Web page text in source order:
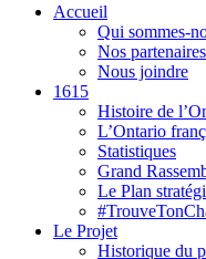
Accueil
Qui sommes-
Nos partenaires
Nous joindre
1615
Histoire de
L’Ontario
Statistiques
Grand
Le Plan
Le Projet
Historique du